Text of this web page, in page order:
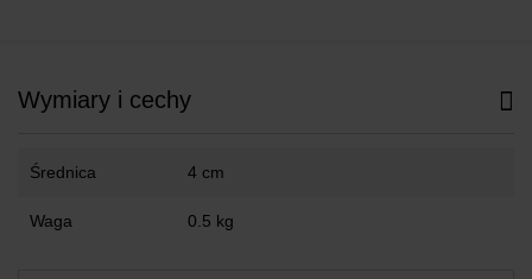
Wymiary i cechy
Średnica 4 cm
Waga 0.5 kg